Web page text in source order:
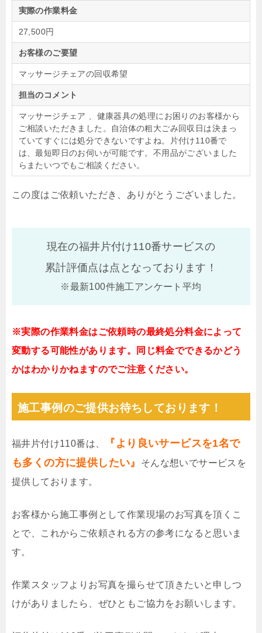
実際の作業料金
27,500円
お客様のご要望
マッサージチェアの回収希望
担当のコメント
マッサージチェア 、健康器具の処理にお困りのお客様から
ご相談いただきました。自治体の粗大ごみ回収日は決まっ
ていてすぐには処分できないですよね。片付け110番で
は、最短即日のお伺いが可能です。不用品がございました
らまたいつでもご相談ください。
この度はご依頼いただき、ありがとうございました。
現在の福井片付け110番サービスの
累計評価点は点となっております！
※最新100件施工アンケート平均
※実際の作業料金はご依頼時の最終処分料金によって
変動する可能性があります。同じ料金でできるかどう
かはわかりかねますのでご注意ください。
施工事例のご提供お待ちしております！
福井片付け110番は、
『より良いサービスを1名で
も多くの方に提供したい』
そんな想いでサービスを
提供しております。
お客様から施工事例として作業現場のお写真を頂くこ
とで、これからご依頼される方の参考になると思いま
す。
作業スタッフよりお写真を撮らせて頂きたいと申しつ
けがありましたら、ぜひともご協力をお願いします。